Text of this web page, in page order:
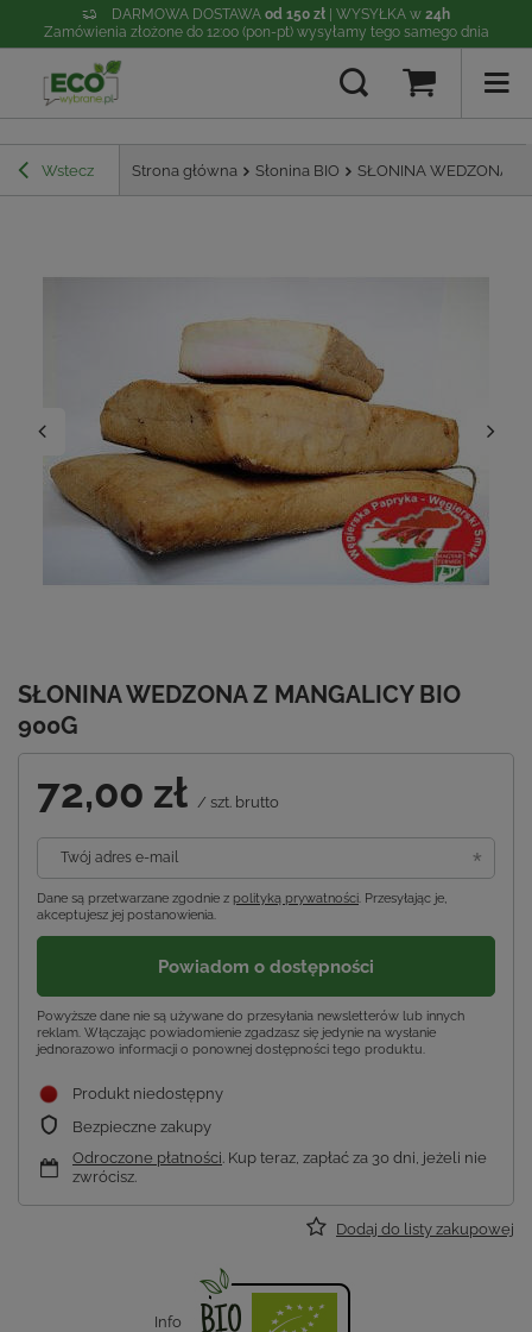
DARMOWA DOSTAWA od 150 zł | WYSYŁKA w 24h
Zamówienia złożone do 12:00 (pon-pt) wysyłamy tego samego dnia
Wstecz Strona główna Słonina BIO SŁONINA WEDZONA Z
SŁONINA WEDZONA Z MANGALICY BIO
900G
72,00 zł / szt. brutto
Twój adres e-mail
Dane są przetwarzane zgodnie z polityką prywatności. Przesyłając je,
akceptujesz jej postanowienia.
Powiadom o dostępności
Powyższe dane nie są używane do przesyłania newsletterów lub innych
reklam. Włączając powiadomienie zgadzasz się jedynie na wysłanie
jednorazowo informacji o ponownej dostępności tego produktu.
Produkt niedostępny
Bezpieczne zakupy
Odroczone płatności. Kup teraz, zapłać za 30 dni, jeżeli nie
zwrócisz.
Dodaj do listy zakupowej
Info